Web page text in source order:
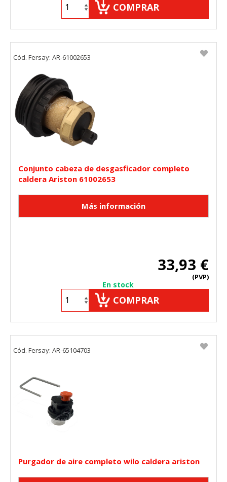
COMPRAR
Conjunto cabeza de desgasficador completo
caldera Ariston 61002653
33,93 €
(PVP)
En stock
COMPRAR
Cód. Fersay: AR-61002653
Purgador de aire completo wilo caldera ariston
Cód. Fersay: AR-65104703
RECHAZAR TODO
Puede configurar su navegador para bloquear o alertar
funcionarán. Estas cookies no almacenan ninguna
COOKIELEGALFERSAY, VSF904, PHPSESSID, wp-settings-1,
wp-settings-time-1, _evCo, _evCoLT
Cookies de rendimiento
menos visitadas, y cómo los visitantes navegan por el sitio.
Toda la información que recogen estas cookies es
agregada y, por lo tanto, es anónima.